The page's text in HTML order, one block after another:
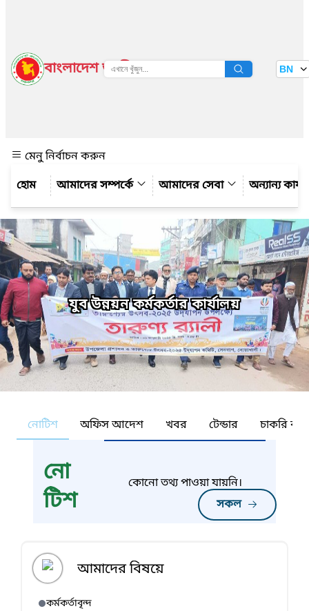
বাংলাদেশ জাতীয় তথ্য বাতায়ন BN
মেনু নির্বাচন করুন
আমাদের সম্পর্কে
আমাদের সেবা অন্যান্য
যুব উন্নয়ন কর্মকর্তার কার্যালয়
নোটিশ অফিস আদেশ খবর টেন্ডার চাকরি
নো
টিশ
সকল
কোনো তথ্য পাওয়া যায়নি।
আমাদের বিষয়ে
কর্মকর্তাবৃন্দ